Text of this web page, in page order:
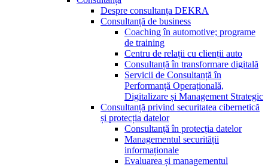
Despre consultanța DEKRA
Consultanță de business
Coaching în automotive; programe
de training
Centru de relații cu clienții auto
Consultanță în transformare digitală
Servicii de Consultanță în
Performanță Operațională,
Digitalizare și Management Strategic
Consultanță privind securitatea cibernetică
și protecția datelor
Consultanță în protecția datelor
Managementul securității
informaționale
Evaluarea și managementul